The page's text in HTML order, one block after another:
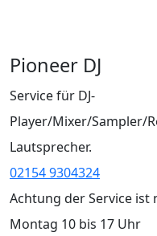
Pioneer DJ
Service für DJ-
Player/Mixer/Sampler/
Lautsprecher.
02154 9304324
Achtung der Service
Montag 10 bis 17 Uhr